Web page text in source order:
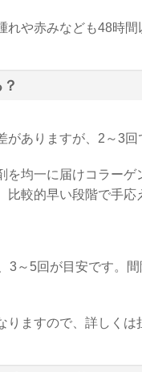
れや赤みなども48時
がありますが、2～3回
を均一に届けコラー
比較的早い段階で手応
3～5回が目安です。
りますので、詳しくは